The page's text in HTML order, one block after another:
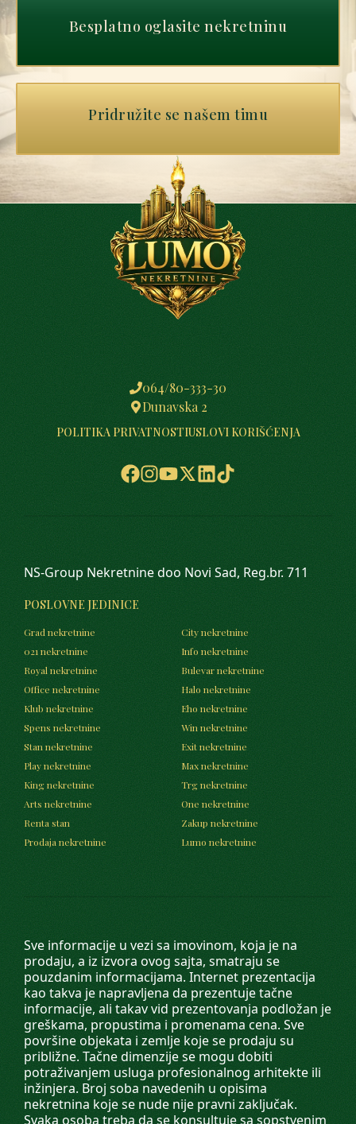
Besplatno oglasite nekretninu
Pridružite se našem timu
064/80-333-30
Dunavska 2
POLITIKA PRIVATNOSTIUSLOVI KORIŠĆENJA
Sve informacije u vezi sa imovinom, koja je na
prodaju, a iz izvora ovog sajta, smatraju se
pouzdanim informacijama. Internet prezentacija
kao takva je napravljena da prezentuje tačne
informacije, ali takav vid prezentovanja podložan je
greškama, propustima i promenama cena. Sve
površine objekata i zemlje koje se prodaju su
približne. Tačne dimenzije se mogu dobiti
potraživanjem usluga profesionalnog arhitekte ili
inžinjera. Broj soba navedenih u opisima
nekretnina koje se nude nije pravni zaključak.
Svaka osoba treba da se konsultuje sa sopstvenim
NS-Group Nekretnine doo Novi Sad, Reg.br. 711
POSLOVNE JEDINICE
Grad nekretnine
City nekretnine
021 nekretnine
Info nekretnine
Royal nekretnine
Bulevar nekretnine
Office nekretnine
Halo nekretnine
Klub nekretnine
Eho nekretnine
Spens nekretnine
Win nekretnine
Stan nekretnine
Exit nekretnine
Play nekretnine
Max nekretnine
King nekretnine
Trg nekretnine
Arts nekretnine
One nekretnine
Renta stan
Zakup nekretnine
Prodaja nekretnine
Lumo nekretnine